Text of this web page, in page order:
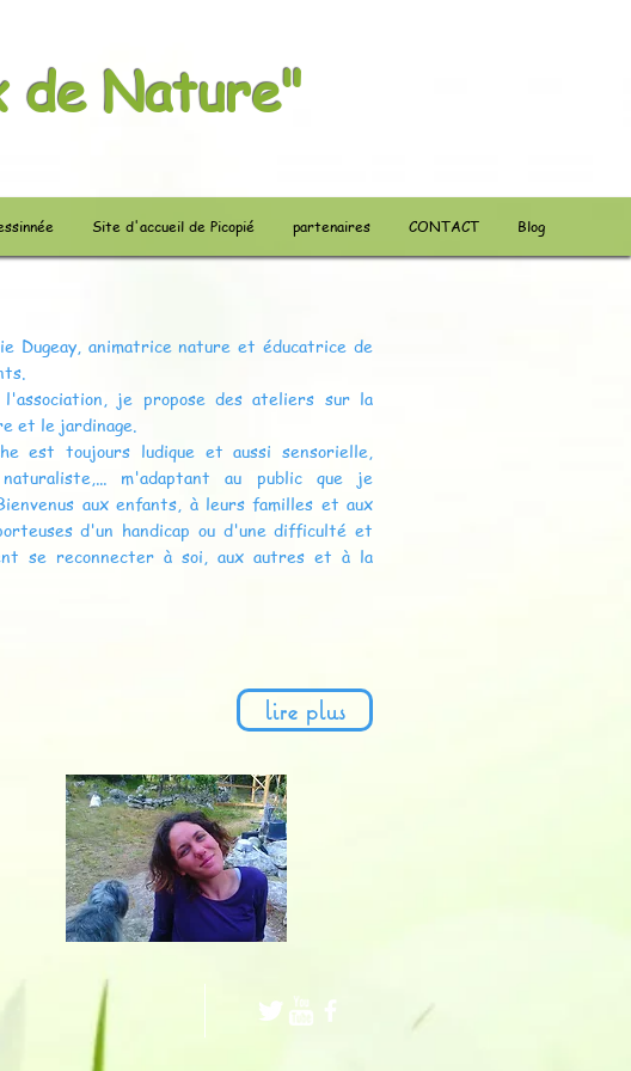
de Nature"
Site d'accueil de Picopié partenaires CONTACT Blog
Dugeay, animatrice nature et éducatrice de
je propose des ateliers sur la
et le jardinage.
est toujours ludique et aussi sensorielle,
naturaliste,... m'adaptant au public que je
aux enfants, à leurs familles et aux
d'un handicap ou d'une difficulté et
se reconnecter à soi, aux autres et à la
lire plus